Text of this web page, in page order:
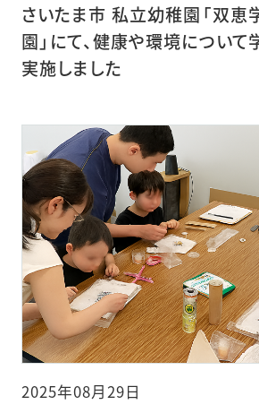
さいたま市 私立幼稚園「双恵
園」にて、健康や環境につい
実施しました
2025年08月29日